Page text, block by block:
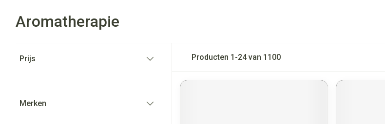
Aromatherapie
Prijs
Merken
Producten 1 -24van 1100